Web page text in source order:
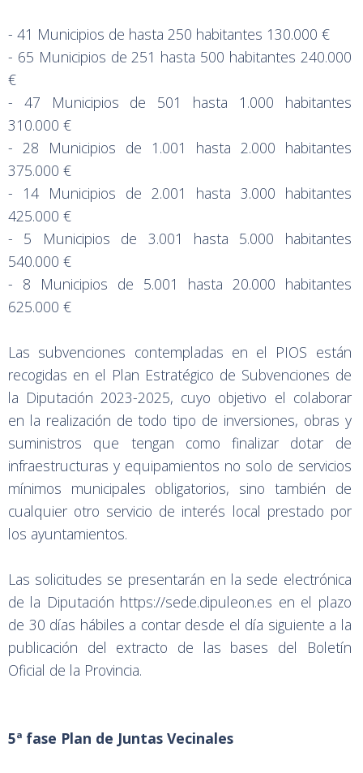
- 41 Municipios de hasta 250 habitantes 130.000 €
- 65 Municipios de 251 hasta 500 habitantes 240.000
€
- 47 Municipios de 501 hasta 1.000 habitantes
310.000 €
- 28 Municipios de 1.001 hasta 2.000 habitantes
375.000 €
- 14 Municipios de 2.001 hasta 3.000 habitantes
425.000 €
- 5 Municipios de 3.001 hasta 5.000 habitantes
540.000 €
- 8 Municipios de 5.001 hasta 20.000 habitantes
625.000 €
Las subvenciones contempladas en el PIOS están
recogidas en el Plan Estratégico de Subvenciones de
la Diputación 2023-2025, cuyo objetivo el colaborar
en la realización de todo tipo de inversiones, obras y
suministros que tengan como finalizar dotar de
infraestructuras y equipamientos no solo de servicios
mínimos municipales obligatorios, sino también de
cualquier otro servicio de interés local prestado por
los ayuntamientos.
Las solicitudes se presentarán en la sede electrónica
de la Diputación https://sede.dipuleon.es en el plazo
de 30 días hábiles a contar desde el día siguiente a la
publicación del extracto de las bases del Boletín
Oficial de la Provincia.
5ª fase Plan de Juntas Vecinales